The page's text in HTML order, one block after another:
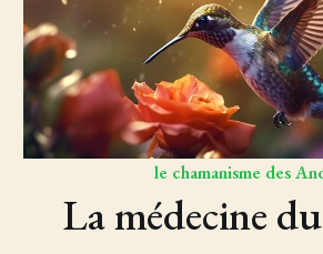
le chamanisme des
La médecine